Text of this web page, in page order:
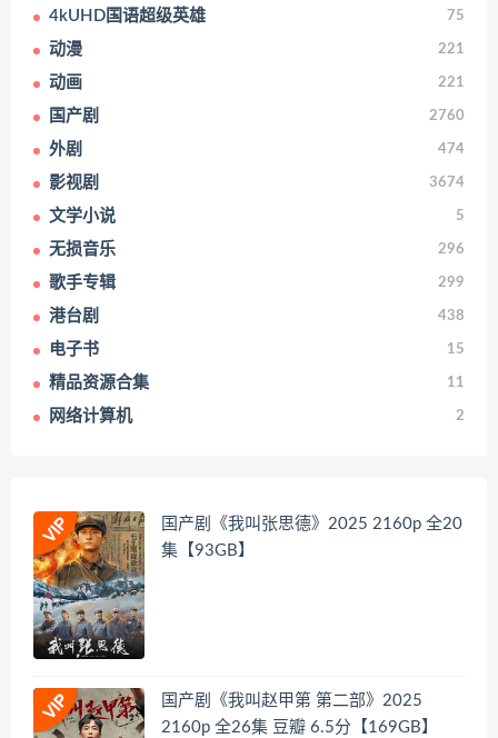
4kUHD国语超级英雄 75
动漫 221
动画 221
国产剧 2760
外剧 474
影视剧 3674
文学小说 5
无损音乐 296
歌手专辑 299
港台剧 438
电子书 15
精品资源合集 11
网络计算机 2
国产剧《我叫张思德》2025 2160p 全20
集【93GB】
国产剧《我叫赵甲第 第二部》2025
2160p 全26集 豆瓣 6.5分【169GB】